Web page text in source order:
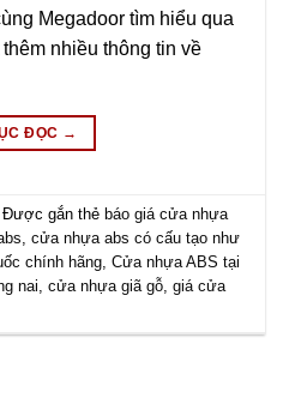
Megadoor tìm hiểu qua
nhiều thông tin về
ĐỌC →
Được gắn thẻ báo giá cửa nhựa
,cửa nhựa abs có cấu tạo như
chính hãng,Cửa nhựa ABS tại
nai,cửa nhựa giã gỗ,giá cửa